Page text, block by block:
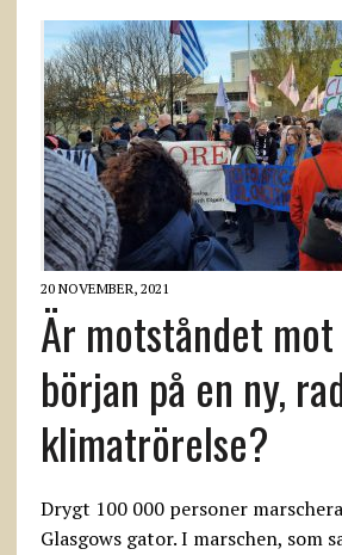
20 NOVEMBER, 2021
Är motståndet mot
början på en ny,
klimatrörelse?
Drygt 100 000 personer
Glasgows gator. I marschen, som